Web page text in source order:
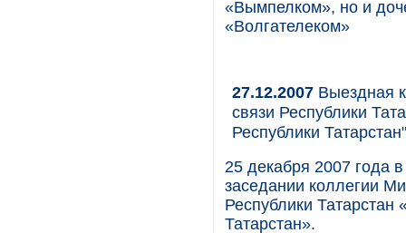
«Вымпелком», но и
«Волгателеком»
27.12.2007 Выездная
связи Республики
Республики Татарстан"
25 декабря 2007 года
заседании коллегии
Республики Татарстан
Татарстан».